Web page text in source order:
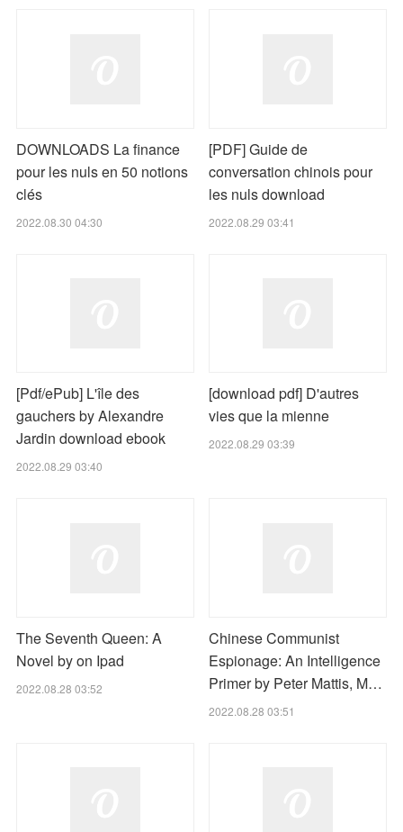
DOWNLOADS La finance
pour les nuls en 50 notions
clés
2022.08.30 04:30
[PDF] Guide de
conversation chinois pour
les nuls download
2022.08.29 03:41
[Pdf/ePub] L'île des
gauchers by Alexandre
Jardin download ebook
2022.08.29 03:40
[download pdf] D'autres
vies que la mienne
2022.08.29 03:39
The Seventh Queen: A
Novel by on Ipad
2022.08.28 03:52
Chinese Communist
Espionage: An Intelligence
Primer by Peter Mattis, M…
2022.08.28 03:51